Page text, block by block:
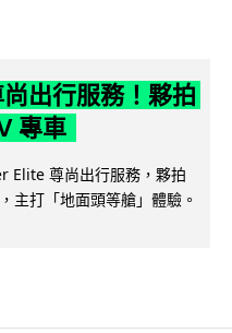
出行服務！夥拍
專車
Elite 尊尚出行服務，夥拍
主打「地面頭等艙」體驗。